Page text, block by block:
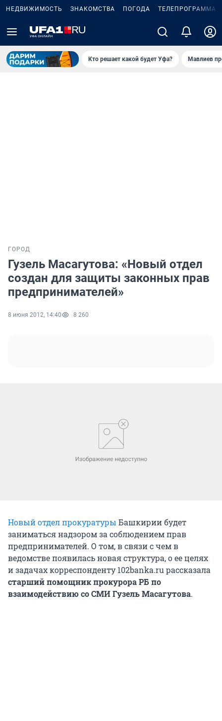
НЕДВИЖИМОСТЬ ЗНАКОМСТВА ПОГОДА ТЕЛЕПРОГРАММА
Кто решает какой будет Уфа? Мавлиев
ГОРОД
Гузель Масагутова: «Новый отдел
создан для защиты законных прав
предпринимателей»
8 июня 2012, 14:40 8 260
Новый отдел прокуратуры Башкирии будет
заниматься надзором за соблюдением прав
предпринимателей. О том, в связи с чем в
ведомстве появилась новая структура, о ее целях
и задачах корреспонденту 102banka.ru рассказала
старший помощник прокурора РБ по
взаимодействию со СМИ Гузель Масагутова.